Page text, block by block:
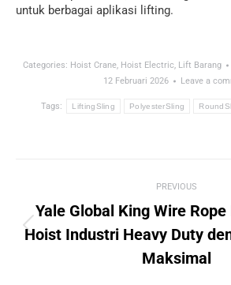
untuk berbagai aplikasi lifting.
Categories: Hoist Crane, Hoist Electric, Lift Barang
12 Februari 2026
Leave a
Tags: LiftingSling PolyesterSling
PREVIOUS
Previous
post:
Yale Global King Wire
Hoist Industri Heavy Duty
Maksimal